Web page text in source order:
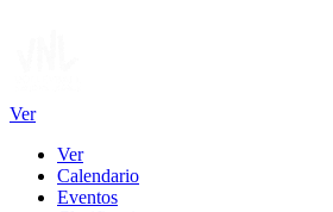
Ver
Ver
Calendario
Eventos